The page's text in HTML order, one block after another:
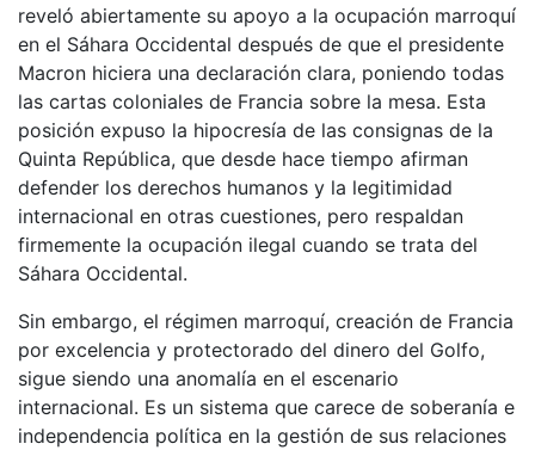
reveló abiertamente su apoyo a la ocupación marroquí
en el Sáhara Occidental después de que el presidente
Macron hiciera una declaración clara, poniendo todas
las cartas coloniales de Francia sobre la mesa. Esta
posición expuso la hipocresía de las consignas de la
Quinta República, que desde hace tiempo afirman
defender los derechos humanos y la legitimidad
internacional en otras cuestiones, pero respaldan
firmemente la ocupación ilegal cuando se trata del
Sáhara Occidental.
Sin embargo, el régimen marroquí, creación de Francia
por excelencia y protectorado del dinero del Golfo,
sigue siendo una anomalía en el escenario
internacional. Es un sistema que carece de soberanía e
independencia política en la gestión de sus relaciones